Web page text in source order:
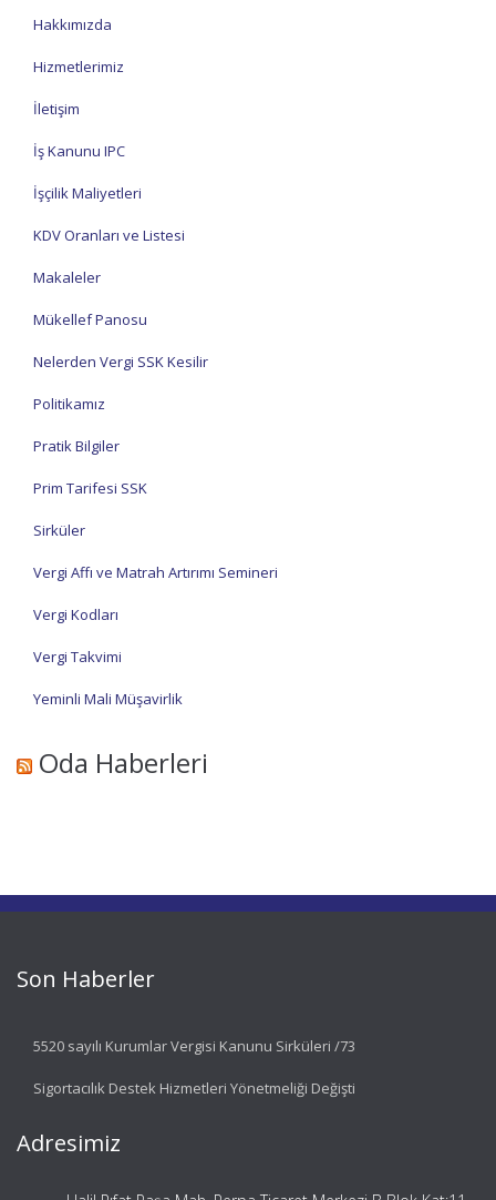
Hakkımızda
Hizmetlerimiz
İletişim
İş Kanunu IPC
İşçilik Maliyetleri
KDV Oranları ve Listesi
Makaleler
Mükellef Panosu
Nelerden Vergi SSK Kesilir
Politikamız
Pratik Bilgiler
Prim Tarifesi SSK
Sirküler
Vergi Affı ve Matrah Artırımı Semineri
Vergi Kodları
Vergi Takvimi
Yeminli Mali Müşavirlik
Oda Haberleri
Son Haberler
5520 sayılı Kurumlar Vergisi Kanunu Sirküleri /73
Sigortacılık Destek Hizmetleri Yönetmeliği Değişti
Adresimiz